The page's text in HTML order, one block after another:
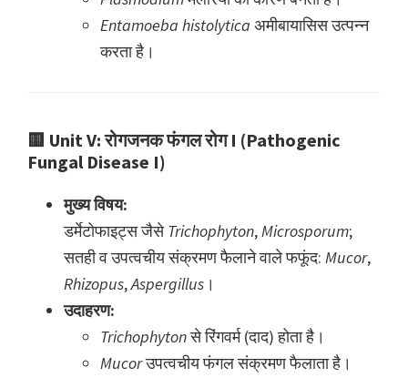
Entamoeba histolytica अमीबायासिस उत्पन्न
करता है।
🟨 Unit V: रोगजनक फंगल रोग I (Pathogenic
Fungal Disease I)
मुख्य विषय:
डर्मेटोफाइट्स जैसेTrichophyton,Microsporum;
सतही व उपत्वचीय संक्रमण फैलाने वाले फफूंद: Mucor,
Rhizopus,Aspergillus ।
उदाहरण:
Trichophytonसे रिंगवर्म (दाद) होता है।
Mucorउपत्वचीय फंगल संक्रमण फैलाता है।